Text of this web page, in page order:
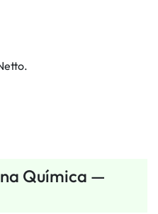
Química —